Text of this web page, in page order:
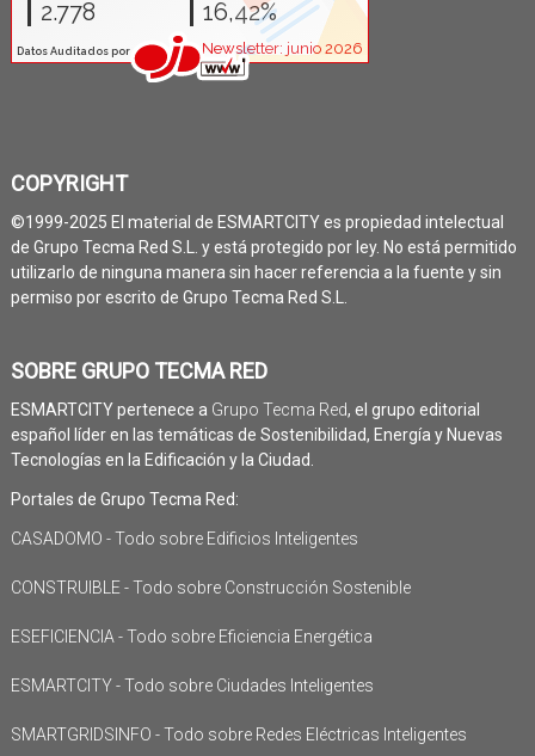
COPYRIGHT
©1999-2025 El material de ESMARTCITY es propiedad intelectual
de Grupo Tecma Red S.L. y está protegido por ley. No está permitido
utilizarlo de ninguna manera sin hacer referencia a la fuente y sin
permiso por escrito de Grupo Tecma Red S.L.
SOBRE GRUPO TECMA RED
ESMARTCITY pertenece a Grupo Tecma Red, el grupo editorial
español líder en las temáticas de Sostenibilidad, Energía y Nuevas
Tecnologías en la Edificación y la Ciudad.
Portales de Grupo Tecma Red:
CASADOMO - Todo sobre Edificios Inteligentes
CONSTRUIBLE - Todo sobre Construcción Sostenible
ESEFICIENCIA - Todo sobre Eficiencia Energética
ESMARTCITY - Todo sobre Ciudades Inteligentes
SMARTGRIDSINFO - Todo sobre Redes Eléctricas Inteligentes